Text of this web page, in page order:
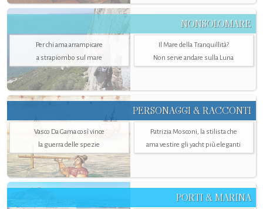
NONSOLOMARE
Per chi ama arrampicare
a strapiombo sul mare
Il Mare della Tranquillità?
Non serve andare sulla Luna
PERSONAGGI & RACCONTI
Vasco Da Gama così vince
la guerra delle spezie
Patrizia Mosconi, la stilista che
ama vestire gli yacht più eleganti
PORTI & MARINA